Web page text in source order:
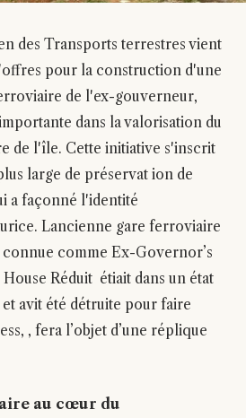
des Transports terrestres vient
pour la construction d'une
de l'ex-gouverneur,
dans la valorisation du
de l'île. Cette initiative s'inscrit
large de préservat ion de
a façonné l'identité
Lancienne gare ferroviaire
comme Ex-Governor’s
Réduit étiait dans un état
avit été détruite pour faire
, fera l’objet d’une réplique
au cœur du